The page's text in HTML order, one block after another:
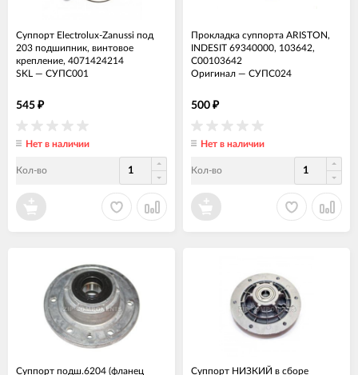
Суппорт Electrolux-Zanussi под
203 подшипник, винтовое
крепление, 4071424214
SKL
— СУПС001
545 ₽
Нет в наличии
Кол-во
Прокладка суппорта ARISTON,
INDESIT 69340000, 103642,
C00103642
Оригинал — СУПС024
500 ₽
Нет в наличии
Кол-во
Суппорт подш.6204 (фланец
Суппорт НИЗКИЙ в сборе